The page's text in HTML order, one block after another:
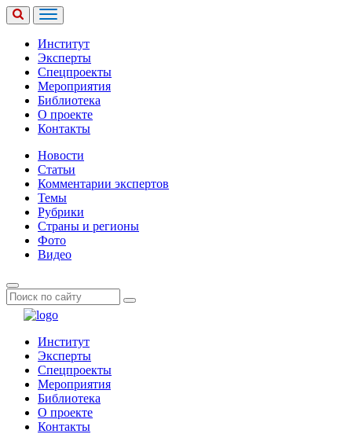
Институт
Эксперты
Спецпроекты
Мероприятия
Библиотека
О проекте
Контакты
Новости
Статьи
Комментарии экспертов
Темы
Рубрики
Страны и регионы
Фото
Видео
Институт
Эксперты
Спецпроекты
Мероприятия
Библиотека
О проекте
Контакты